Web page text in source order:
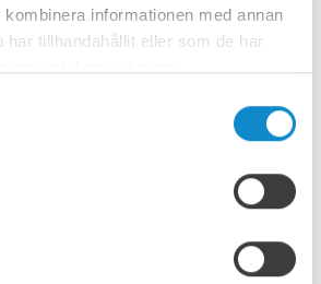
informationen med annan
har tillhandahållit eller som de har
absorberar kraften från materialet
glidbalkar friktionen under
i situationer där det är avgörande
och optimera materialflödet.